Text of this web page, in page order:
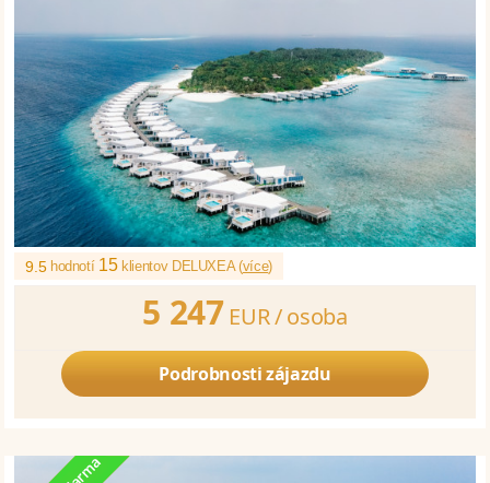
9.5 hodnotí 15klientov DELUXEA (více)
5 247 EUR /osoba
Podrobnosti zájazdu